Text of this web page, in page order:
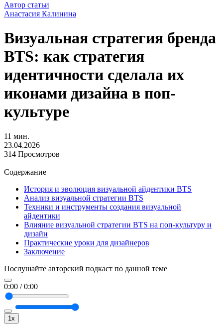
Автор статьи
Анастасия Калинина
Визуальная стратегия бренда
BTS: как стратегия
идентичности сделала их
иконами дизайна в поп-
культуре
11 мин.
23.04.2026
314 Просмотров
Содержание
История и эволюция визуальной айдентики BTS
Анализ визуальной стратегии BTS
Техники и инструменты создания визуальной
айдентики
Влияние визуальной стратегии BTS на поп-культуру и
дизайн
Практические уроки для дизайнеров
Заключение
Послушайте авторский подкаст по данной теме
0:00 /0:00
1x